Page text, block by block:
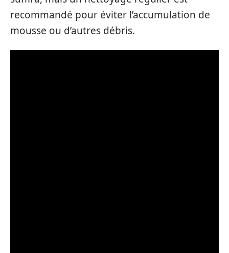
recommandé pour éviter l’accumulation de
mousse ou d’autres débris.